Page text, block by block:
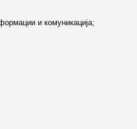
и комуникација;